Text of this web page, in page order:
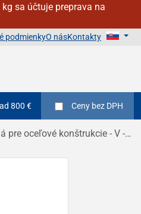
sa účtuje preprava na
podmienkyO násKontakty
800 € Ceny bez DPH
- V - DIN 6914 / EN 14399 - 4